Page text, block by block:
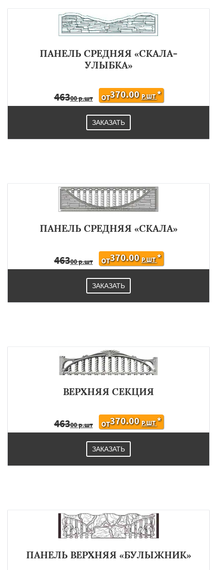
ПАНЕЛЬ СРЕДНЯЯ «СКАЛА-
УЛЫБКА»
46300 р.шт ОТ370.00 Р.ШТ*
ЗАКАЗАТЬ
ПАНЕЛЬ СРЕДНЯЯ «СКАЛА»
46300 р.шт ОТ370.00 Р.ШТ*
ЗАКАЗАТЬ
ВЕРХНЯЯ СЕКЦИЯ
46300 р.шт ОТ370.00 Р.ШТ*
ЗАКАЗАТЬ
ПАНЕЛЬ ВЕРХНЯЯ «БУЛЫЖНИК»